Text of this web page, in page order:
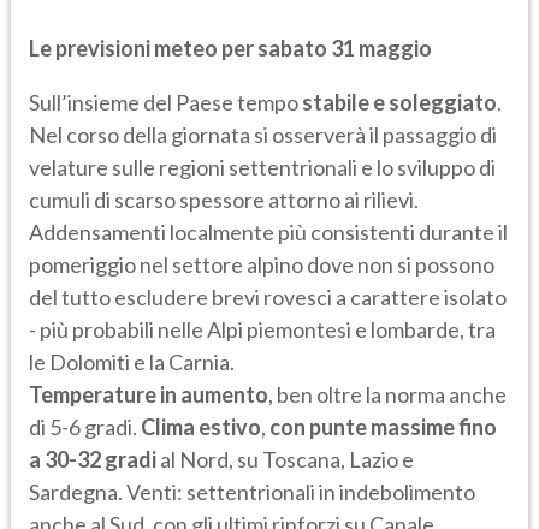
Le previsioni meteo per sabato 31 maggio
Sull’insieme del Paese tempostabile e soleggiato.
Nel corso della giornata si osserverà il passaggio di
velature sulle regioni settentrionali e lo sviluppo di
cumuli di scarso spessore attorno ai rilievi.
Addensamenti localmente più consistenti durante il
pomeriggio nel settore alpino dove non si possono
del tutto escludere brevi rovesci a carattere isolato
- più probabili nelle Alpi piemontesi e lombarde, tra
le Dolomiti e la Carnia.
Temperature in aumento, ben oltre la norma anche
di 5-6 gradi. Clima estivo, con punte massime fino
a 30-32 gradial Nord, su Toscana, Lazio e
Sardegna. Venti: settentrionali in indebolimento